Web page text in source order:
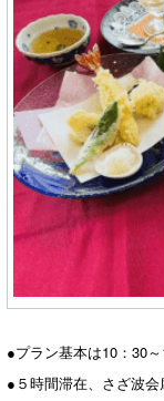
●プラン基本は10：30
●５時間滞在、さざ波会